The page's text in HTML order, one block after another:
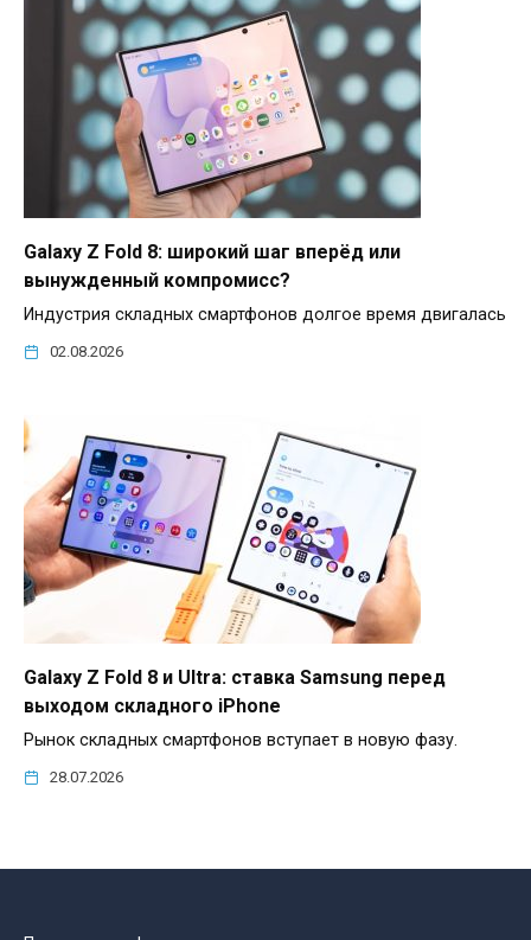
Galaxy Z Fold 8: широкий шаг вперёд или
вынужденный компромисс?
Индустрия складных смартфонов долгое время двигалась
02.08.2026
Galaxy Z Fold 8 и Ultra: ставка Samsung перед
выходом складного iPhone
Рынок складных смартфонов вступает в новую фазу.
28.07.2026